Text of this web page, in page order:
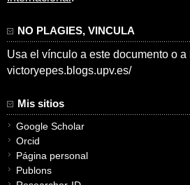
NO PLAGIES, VINCULA
Usa el vínculo a este documento o
victoryepes.blogs.upv.es/
Mis sitios
Google Scholar
Orcid
Página personal
Publons